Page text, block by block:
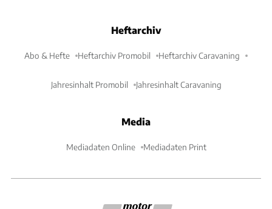
Heftarchiv
Abo & Hefte Heftarchiv Promobil Heftarchiv Caravaning
Jahresinhalt Promobil Jahresinhalt Caravaning
Media
Mediadaten Online Mediadaten Print